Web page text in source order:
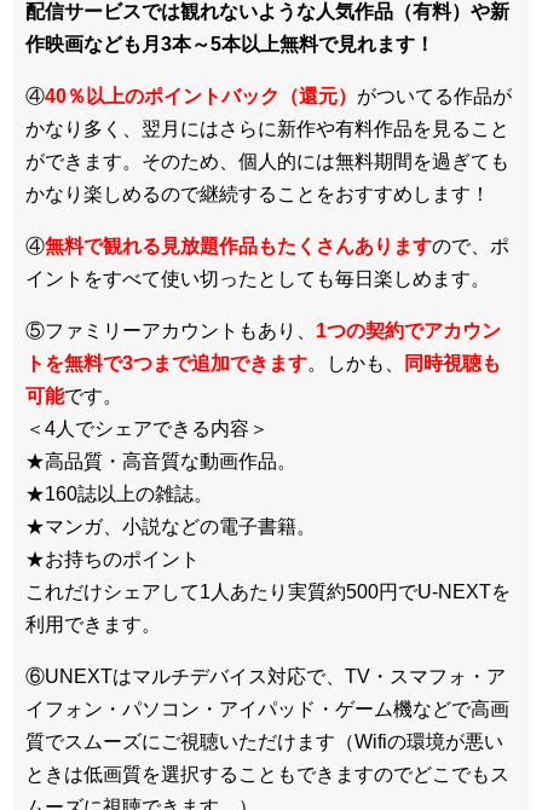
配信サービスでは観れないような人気作品（有料）や新
作映画なども月3本～5本以上無料で見れます！
④40％以上のポイントバック（還元） がついてる作品が
かなり多く、翌月にはさらに新作や有料作品を見ること
ができます。そのため、個人的には無料期間を過ぎても
かなり楽しめるので継続することをおすすめします！
④無料で観れる見放題作品もたくさんありますので、ポ
イントをすべて使い切ったとしても毎日楽しめます。
⑤ファミリーアカウントもあり、 1つの契約でアカウン
トを無料で3つまで追加できます。しかも、
同時視聴も
可能です。
＜4人でシェアできる内容＞
★高品質・高音質な動画作品。
★160誌以上の雑誌。
★マンガ、小説などの電子書籍。
★お持ちのポイント
これだけシェアして1人あたり実質約500円でU-NEXTを
利用できます。
⑥UNEXTはマルチデバイス対応で、TV・スマフォ・ア
イフォン・パソコン・アイパッド・ゲーム機などで高画
質でスムーズにご視聴いただけます（Wifiの環境が悪い
ときは低画質を選択することもできますのでどこでもス